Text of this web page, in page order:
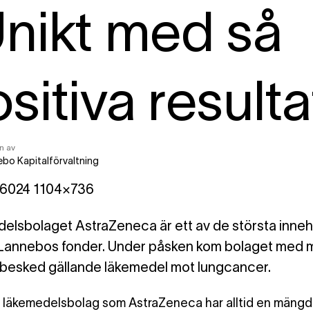
med så
av
Kapitalförvaltning
AstraZeneca är ett av de största
fonder. Under påsken kom bolaget med
gällande läkemedel mot lungcancer.
som AstraZeneca har alltid en